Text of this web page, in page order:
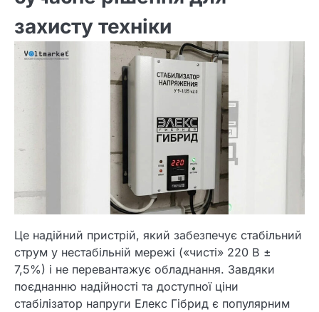
захисту техніки
Це надійний пристрій, який забезпечує стабільний
струм у нестабільній мережі («чисті» 220 В ±
7,5%) і не перевантажує обладнання. Завдяки
поєднанню надійності та доступної ціни
стабілізатор напруги Елекс Гібрид є популярним